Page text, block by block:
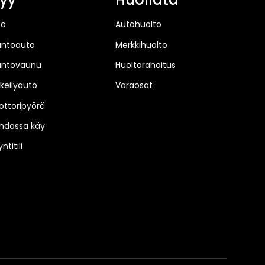
käy
Autohuolto
Merkkihuolto
Huoltorahoitus
Varaosat